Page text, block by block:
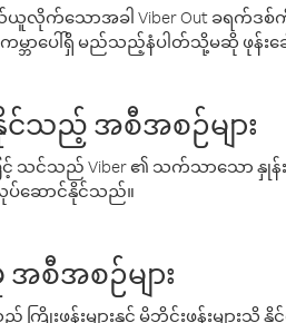
လိုက်သောအခါ Viber Out ခရက်
ကမ္ဘာပေါ်ရှိ မည်သည့်နံပါတ်သို့မဆို ဖုန်း
င်သည့် အစီအစဉ်များ
င့် သင်သည် Viber ၏ သက်သာသော နှုန်
လုပ်ဆောင်နိုင်သည်။
အစီအစဉ်များ
ြိုးဖုန်းများနှင့် မိုဘိုင်းဖုန်းများ